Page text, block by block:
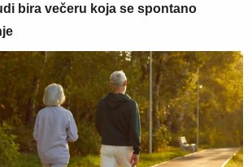
bira večeru koja se spontano